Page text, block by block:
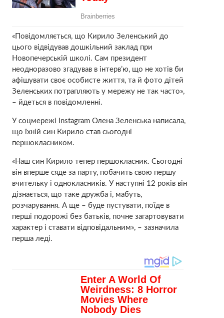
«Повідомляється, що Кирило Зеленський до
цього відвідував дошкільний заклад при
Новопечерській школі. Сам президент
неодноразово згадував в інтерв’ю, що не хотів би
афішувати своє особисте життя, та й фото дітей
Зеленських потрапляють у мережу не так часто»,
– йдеться в повідомленні.
У соцмережі Instagram Олена Зеленська написала,
що їхній син Кирило став сьогодні
першокласником.
«Наш син Кирило тепер першокласник. Сьогодні
він вперше сяде за парту, побачить свою першу
вчительку і однокласників. У наступні 12 років він
дізнається, що таке дружба і, мабуть,
розчарування. А ще – буде пустувати, поїде в
перші подорожі без батьків, почне загартовувати
характер і ставати відповідальним», – зазначила
перша леді.